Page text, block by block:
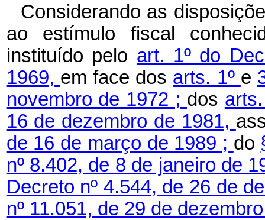
Considerando as
ao estímulo fiscal
instituído pelo art. 1º do
1969, em face dos arts. 1º e
novembro de 1972 ; dos
16 de dezembro de 1981,
de 16 de março de 1989 ; do
nº 8.402, de 8 de janeiro de
Decreto nº 4.544, de 26 de
nº 11.051, de 29 de